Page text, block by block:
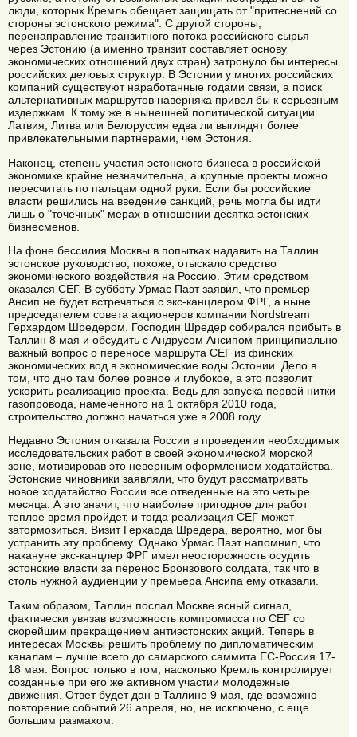
люди, которых Кремль обещает защищать от "притеснений со
стороны эстонского режима". С другой стороны,
перенаправление транзитного потока российского сырья
через Эстонию (а именно транзит составляет основу
экономических отношений двух стран) затронуло бы интересы
российских деловых структур. В Эстонии у многих российских
компаний существуют наработанные годами связи, а поиск
альтернативных маршрутов наверняка привел бы к серьезным
издержкам. К тому же в нынешней политической ситуации
Латвия, Литва или Белоруссия едва ли выглядят более
привлекательными партнерами, чем Эстония.
Наконец, степень участия эстонского бизнеса в российской
экономике крайне незначительна, а крупные проекты можно
пересчитать по пальцам одной руки. Если бы российские
власти решились на введение санкций, речь могла бы идти
лишь о "точечных" мерах в отношении десятка эстонских
бизнесменов.
На фоне бессилия Москвы в попытках надавить на Таллин
эстонское руководство, похоже, отыскало средство
экономического воздействия на Россию. Этим средством
оказался СЕГ. В субботу Урмас Паэт заявил, что премьер
Ансип не будет встречаться с экс-канцлером ФРГ, а ныне
председателем совета акционеров компании Nordstream
Герхардом Шредером. Господин Шредер собирался прибыть в
Таллин 8 мая и обсудить с Андрусом Ансипом принципиально
важный вопрос о переносе маршрута СЕГ из финских
экономических вод в экономические воды Эстонии. Дело в
том, что дно там более ровное и глубокое, а это позволит
ускорить реализацию проекта. Ведь для запуска первой нитки
газопровода, намеченного на 1 октября 2010 года,
строительство должно начаться уже в 2008 году.
Недавно Эстония отказала России в проведении необходимых
исследовательских работ в своей экономической морской
зоне, мотивировав это неверным оформлением ходатайства.
Эстонские чиновники заявляли, что будут рассматривать
новое ходатайство России все отведенные на это четыре
месяца. А это значит, что наиболее пригодное для работ
теплое время пройдет, и тогда реализация СЕГ может
затормозиться. Визит Герхарда Шредера, вероятно, мог бы
устранить эту проблему. Однако Урмас Паэт напомнил, что
накануне экс-канцлер ФРГ имел неосторожность осудить
эстонские власти за перенос Бронзового солдата, так что в
столь нужной аудиенции у премьера Ансипа ему отказали.
Таким образом, Таллин послал Москве ясный сигнал,
фактически увязав возможность компромисса по СЕГ со
скорейшим прекращением антиэстонских акций. Теперь в
интересах Москвы решить проблему по дипломатическим
каналам – лучше всего до самарского саммита ЕС-Россия 17-
18 мая. Вопрос только в том, насколько Кремль контролирует
созданные при его же активном участии молодежные
движения. Ответ будет дан в Таллине 9 мая, где возможно
повторение событий 26 апреля, но, не исключено, с еще
большим размахом.